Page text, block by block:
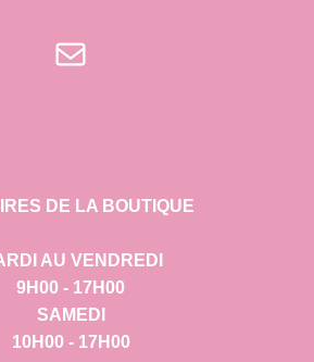
E-mail
DE LA BOUTIQUE
AU VENDREDI
9H00 - 17H00
SAMEDI
10H00 - 17H00